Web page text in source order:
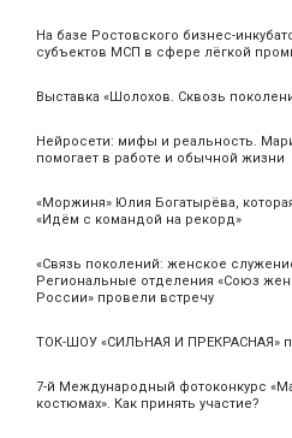
На базе Ростовского бизнес-
субъектов МСП в сфере лёгкой
Выставка «Шолохов. Сквозь
Нейросети: мифы и реальность.
помогает в работе и обычной жизни
«Моржиня» Юлия Богатырёва,
«Идём с командой на рекорд»
«Связь поколений: женское
Региональные отделения «Союз
России» провели встречу
ТОК-ШОУ «СИЛЬНАЯ И ПРЕКРАСНАЯ»
7-й Международный фотоконкурс
костюмах». Как принять участие?